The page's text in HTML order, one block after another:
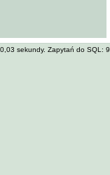
sekundy. Zapytań do SQL: 9